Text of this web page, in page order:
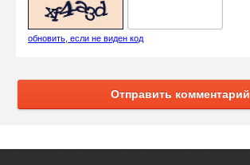
обновить, если не виден код
Отправить комментарий